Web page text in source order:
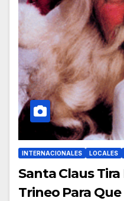
INTERNACIONALES LOCALES
Santa Claus
Trineo Para Que